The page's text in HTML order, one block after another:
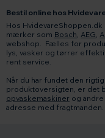
Bestil online hos
Hos
mærker som Bosch AEG
webshop. Fælles for
lys, vasker og tørrer
rent service.
Når du har fundet den
produktoversigten, er det
opvaskemaskiner og
adresse med fragtmanden.